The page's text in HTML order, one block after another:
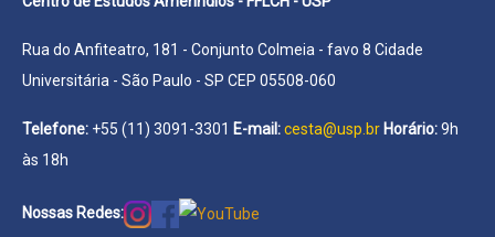
Rua do Anfiteatro, 181 - Conjunto Colmeia - favo 8 Cidade
Universitária - São Paulo - SP CEP 05508-060
Telefone: +55 (11) 3091-3301 E-mail:cesta@usp.br Horário:9h
às 18h
Nossas Redes: